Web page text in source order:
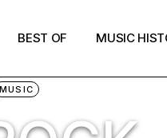
BEST OF MUSIC
MUSIC